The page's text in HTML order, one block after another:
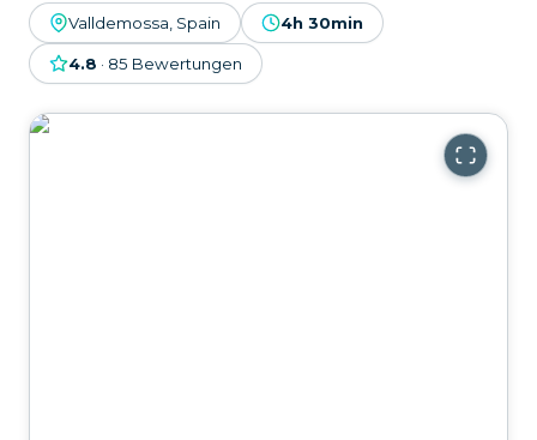
Valldemossa, Spain 4h 30min
4.8 · 85 Bewertungen